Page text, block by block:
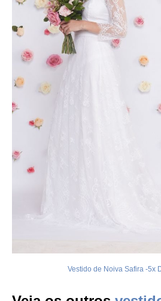
Vestido de Noiva Safira -5x